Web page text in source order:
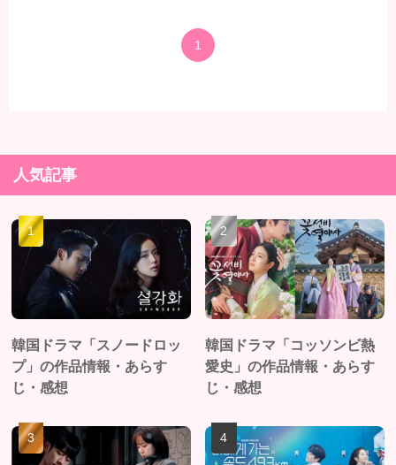
1
人気記事
韓国ドラマ「スノードロッ
プ」の作品情報・あらす
じ・感想
韓国ドラマ「コッソンビ熱
愛史」の作品情報・あらす
じ・感想